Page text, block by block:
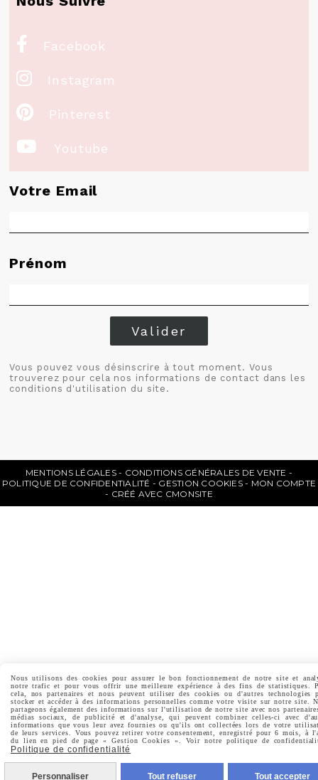
 Facebook
 Instagram
 Pinterest
 Youtube
Votre Email
Prénom
Valider
Vous pouvez vous désinscrire à tout moment. Vous
trouverez pour cela nos informations de contact dans les
conditions d'utilisation du site.
MENTIONS LÉGALES
CONDITIONS GÉNÉRALES DE VENTE
POLITIQUE DE CONFIDENTIALITÉ
GESTION COOKIES
MON COMPTE
CRÉÉ AVEC CMONSITE
Nous utilisons des cookies pour assurer le bon fonctionnement de notre site et
notre trafic et pour vous offrir une meilleure expérience à des fins de statistiques.
cela, nos partenaires et nous peuvent utiliser des cookies ou d'autres technologies
stocker et accéder à des informations personnelles comme votre visite sur notre site.
partageons également des informations sur l'utilisation de notre site avec nos
médias sociaux, de publicité et d'analyse, qui peuvent combiner celles-ci avec
informations que vous leur avez fournies ou qu'ils ont collectées lors de votre
de leurs services. Vous pouvez retirer votre consentement, enregistré pour 6 mois, à
du lien en pied de page « Gestion Cookies ». Voir notre politique de
Politique de confidentialité
Personnaliser Tout refuser Tout accepter